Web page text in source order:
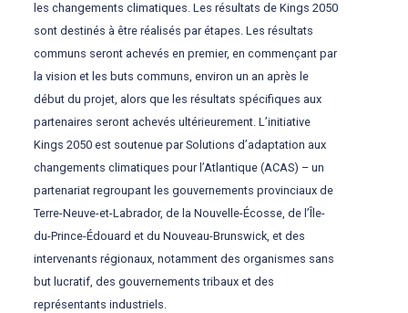
les changements climatiques. Les résultats de Kings 2050
sont destinés à être réalisés par étapes. Les résultats
communs seront achevés en premier, en commençant par
la vision et les buts communs, environ un an après le
début du projet, alors que les résultats spécifiques aux
partenaires seront achevés ultérieurement. L’initiative
Kings 2050 est soutenue par Solutions d’adaptation aux
changements climatiques pour l’Atlantique (ACAS) – un
partenariat regroupant les gouvernements provinciaux de
Terre-Neuve-et-Labrador, de la Nouvelle-Écosse, de l’Île-
du-Prince-Édouard et du Nouveau-Brunswick, et des
intervenants régionaux, notamment des organismes sans
but lucratif, des gouvernements tribaux et des
représentants industriels.